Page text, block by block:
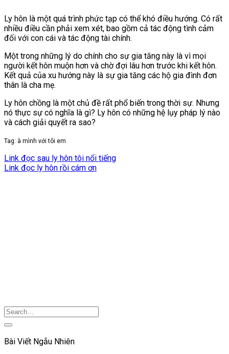
Ly hôn là một quá trình phức tạp có thể khó điều hướng. Có rất
nhiều điều cần phải xem xét, bao gồm cả tác động tình cảm
đối với con cái và tác động tài chính.
Một trong những lý do chính cho sự gia tăng này là vì mọi
người kết hôn muộn hơn và chờ đợi lâu hơn trước khi kết hôn.
Kết quả của xu hướng này là sự gia tăng các hộ gia đình đơn
thân là cha mẹ.
Ly hôn chồng là một chủ đề rất phổ biến trong thời sự. Nhưng
nó thực sự có nghĩa là gì? Ly hôn có những hệ lụy pháp lý nào
và cách giải quyết ra sao?
Tag: à mình với tôi em
Link đọc sau ly hôn tôi nổi tiếng
Link đọc ly hôn rồi cám ơn
Bài Viết Ngẫu Nhiên